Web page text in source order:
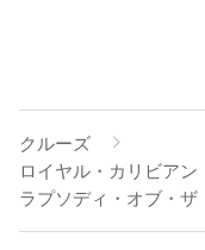
クルーズ
ロイヤル・カリビア
ラプソディ・オブ・ザ